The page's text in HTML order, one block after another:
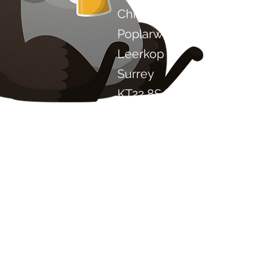
Chilli Project Artisan Foods
Poplarweg 8
Leerkop
Surrey
KT22 8SJ